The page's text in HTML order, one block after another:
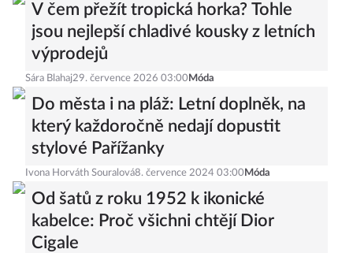
V čem přežít tropická horka? Tohle
jsou nejlepší chladivé kousky z letních
výprodejů
Sára Blahaj29. července 2026 03:00 Móda
Do města i na pláž: Letní doplněk, na
který každoročně nedají dopustit
stylové Pařížanky
Ivona Horváth Souralová8. července 2024 03:00 Móda
Od šatů z roku 1952 k ikonické
kabelce: Proč všichni chtějí Dior
Cigale